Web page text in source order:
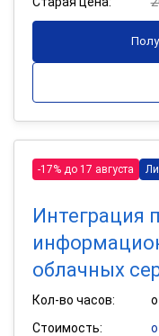
-17% до 17 августа
Интеграция
облачных
Кол-во часов:
Стоимость: